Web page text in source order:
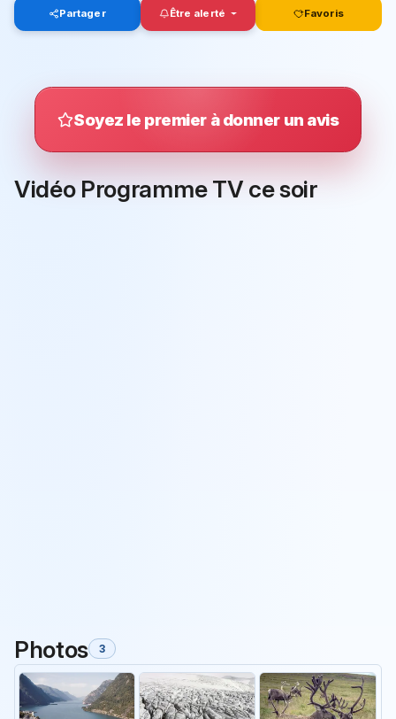
Partager Être alerté Favoris
Soyez le premier à donner un avis
Vidéo Programme TV ce soir
Photos 3